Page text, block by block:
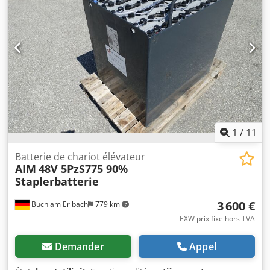
compris godet à terre - fourche à palettes incluse - attache
rapide hydr. - 3ème cercle jusqu'au porte-fourche - toutes
roues motrices - 3 modes de direction - commande par
joystick - prêt à l'emploi - Peinture d'origine - Homologation
routière NL Prix de vente : 32.950,-- net Livraison
avantageuse également possible !
1 / 11
Buch am Erlbach 779 km
Batterie de chariot élévateur
AIM 48V 5PzS775 90%
Staplerbatterie
3 600 €
EXW prix fixe hors TVA
Demander Appel